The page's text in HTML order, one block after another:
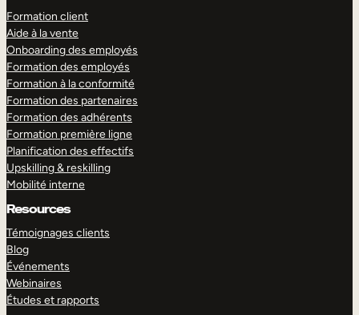
Formation client
Aide à la vente
Onboarding des employés
Formation des employés
Formation à la conformité
Formation des partenaires
Formation des adhérents
Formation première ligne
Planification des effectifs
Upskilling & reskilling
Mobilité interne
Resources
Témoignages clients
Blog
Événements
Webinaires
Études et rapports